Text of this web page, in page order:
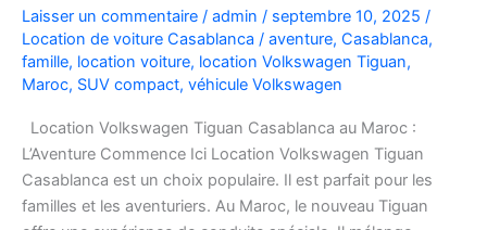
Laisser un commentaire / admin / septembre 10, 2025 /
Location de voiture Casablanca / aventure, Casablanca,
famille, location voiture, location Volkswagen Tiguan,
Maroc, SUV compact, véhicule Volkswagen
Location Volkswagen Tiguan Casablanca au Maroc :
L’Aventure Commence Ici Location Volkswagen Tiguan
Casablanca est un choix populaire. Il est parfait pour les
familles et les aventuriers. Au Maroc, le nouveau Tiguan